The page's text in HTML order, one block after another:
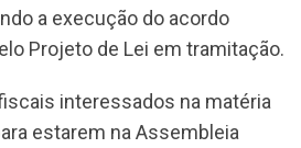
a execução do acordo
Projeto de Lei em tramitação.
interessados na matéria
estarem na Assembleia